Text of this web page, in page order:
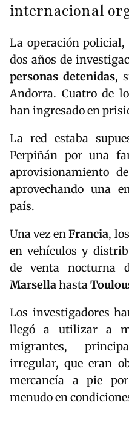
internacional
La operación
dos años de
personas detenidas,
Andorra. Cuatro de
han ingresado en
La red estaba
Perpiñán por una
aprovisionamiento
aprovechando una
país.
Una vez enFrancia,
en vehículos y
de venta nocturna
Marsellahasta
Los investigadores
llegó a utilizar a
migrantes,
irregular, que eran
mercancía a pie
menudo en